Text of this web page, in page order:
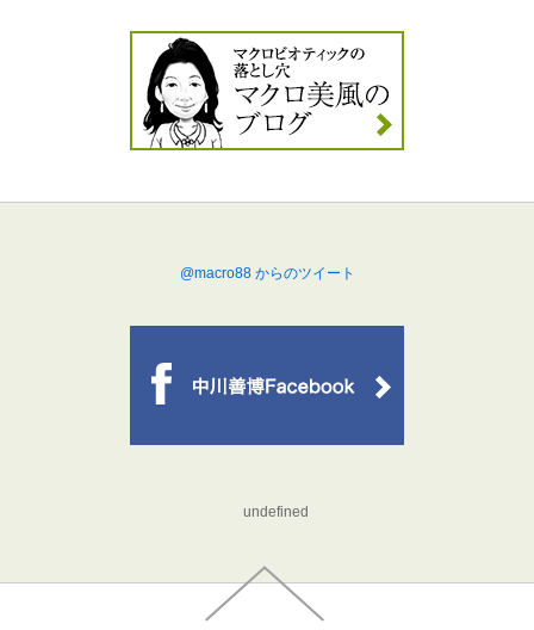
@macro88 からのツイート
undefined